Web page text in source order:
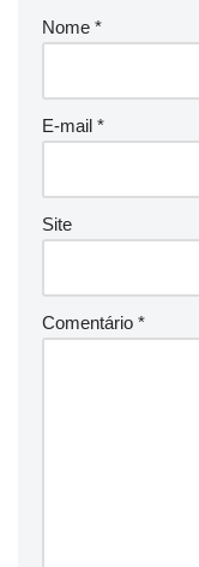
Nome *
E-mail *
Site
Comentário *